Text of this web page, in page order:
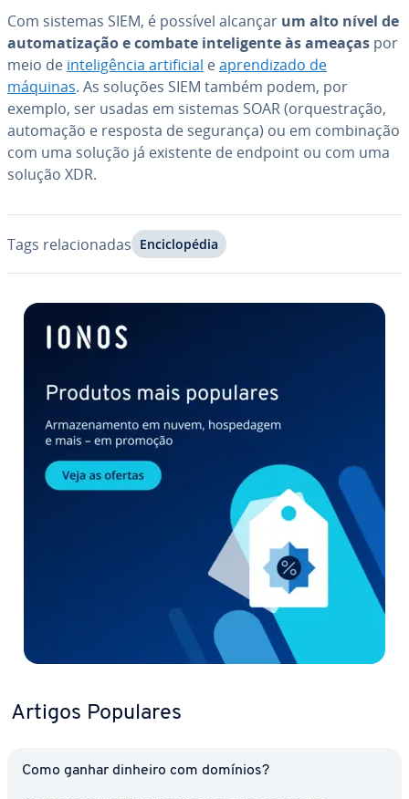
Com sistemas SIEM, é possível alcançar um alto nível de
au­to­ma­ti­za­ção e combate in­te­li­gente às ameaças por
meio de in­te­li­gên­cia ar­ti­fi­cial eapren­di­zado de
máquinas. As soluções SIEM também podem, por
exemplo, ser usadas em sistemas SOAR (or­ques­tra­ção,
automação e resposta de segurança) ou em com­bi­na­ção
com uma solução já existente de endpoint ou com uma
solução XDR.
Tags re­la­ci­o­na­das En­ci­clo­pé­dia
Ir para o menu principal
Artigos Populares
Como ganhar dinheiro com domínios?